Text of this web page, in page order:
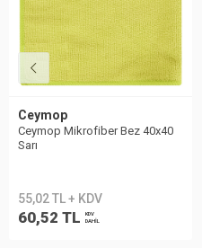
Ceymop
Ceymop Mikrofiber Bez 40x40
Sarı
55,02 TL + KDV
60,52 TL
KDV
DAHİL